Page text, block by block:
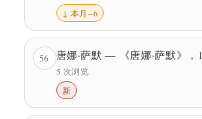
↓ 本月−6
56 唐娜·萨默 — 《唐娜·萨默》，
5 次浏览
新